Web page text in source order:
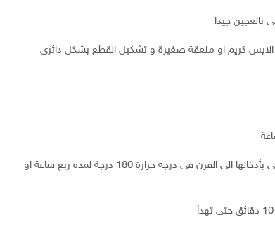
بالعجين جيدا
كريم او ملعقة صغيرة و تشكيل القطع بشكل دائرى
بعد النصف ساعه اخرجى الصنينة و قومى بأدخالها الى الفرن فى درجه حرارة 180 درجة لمده ربع ساعة او